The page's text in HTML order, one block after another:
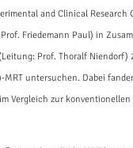
and Clinical Research
Friedemann Paul) in
Prof. Thoralf Niendorf)
MRT untersuchen. Dabei
Vergleich zur